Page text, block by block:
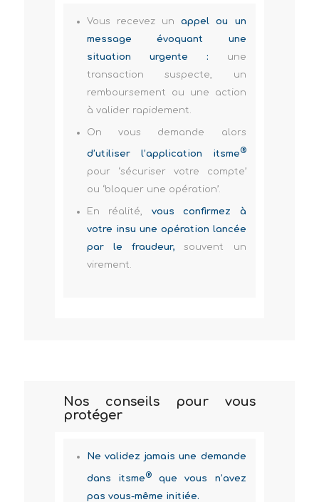
Vous recevez unappel ou un
message évoquant une
situation urgente : une
transaction suspecte, un
remboursement ou une action
à valider rapidement.
On vous demande alors
d’utiliser l’application itsme®
pour ‘sécuriser votre compte’
ou ‘bloquer une opération’.
En réalité, vous confirmez à
votre insu une opération lancée
par le fraudeur,souvent un
virement.
Nos conseils pour vous
protéger
Ne validez jamais une demande
dans itsme®que vous n’avez
pas vous-même initiée.